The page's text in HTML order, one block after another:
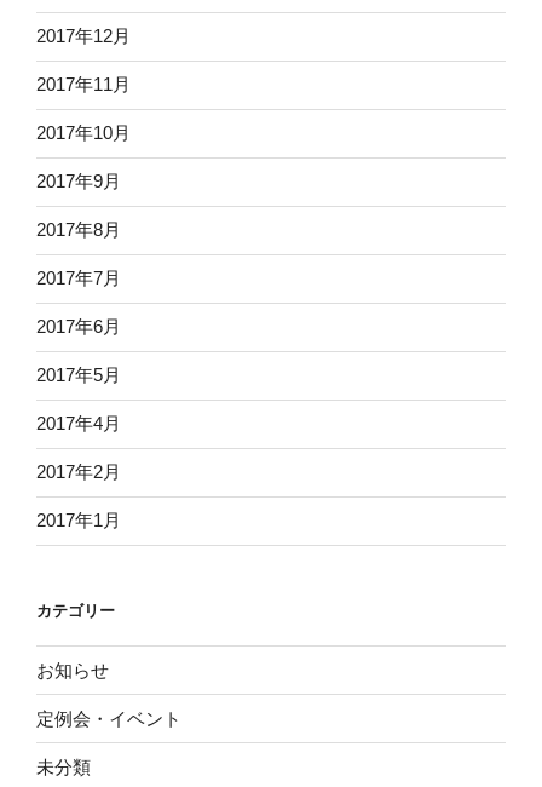
2017年12月
2017年11月
2017年10月
2017年9月
2017年8月
2017年7月
2017年6月
2017年5月
2017年4月
2017年2月
2017年1月
カテゴリー
お知らせ
定例会・イベント
未分類